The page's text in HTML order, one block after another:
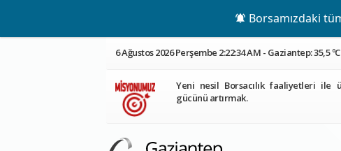
Borsamızdaki
6 Ağustos 2026 Perşembe 2:22:34 AM - Gaziantep: 35,5 ºC
Yeni nesil Borsacılık faaliyetleri
gücünü artırmak.